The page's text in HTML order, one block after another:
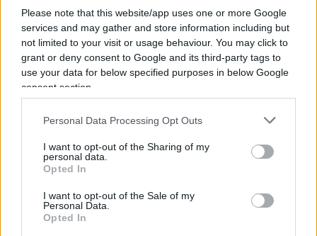
Please note that this website/app uses one or more Google
services and may gather and store information including but
not limited to your visit or usage behaviour. You may click to
grant or deny consent to Google and its third-party tags to
use your data for below specified purposes in below Google
consent section.
Personal Data Processing Opt Outs
I want to opt-out of the Sharing of my
personal data.
Opted In
I want to opt-out of the Sale of my
Personal Data.
Opted In
Dalle stazioni di rifornimento alle officine di
manutenzione ai giganti della tecnologia come
Uber, il mondo ha creato innumerevoli attività che
proprietà dell’auto. Questo, a sua volta, ha portato
a un’innovazione più profonda all’interno dello
spazio automobilistico, producendo una serie di
servizi che nel complesso valgono molto di più
della sola industria manifatturiera
automobilistica.